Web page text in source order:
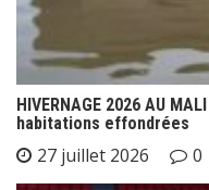
HIVERNAGE 2026 AU
habitations effondrées
27 juillet 2026 0